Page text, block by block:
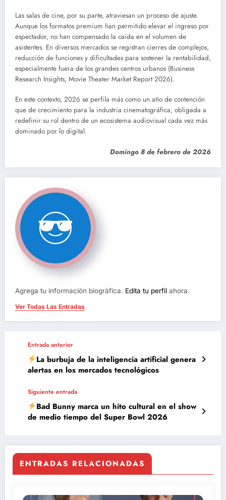
Las salas de cine, por su parte, atraviesan un proceso de ajuste.
Aunque los formatos premium han permitido elevar el ingreso por
espectador, no han compensado la caída en el volumen de
asistentes. En diversos mercados se registran cierres de complejos,
reducción de funciones y dificultades para sostener la rentabilidad,
especialmente fuera de los grandes centros urbanos (Business
Research Insights, Movie Theater Market Report 2026).
En este contexto, 2026 se perfila más como un año de contención
que de crecimiento para la industria cinematográfica, obligada a
redefinir su rol dentro de un ecosistema audiovisual cada vez más
dominado por lo digital.
Domingo 8 de febrero de 2026
Agrega tu información biográfica. Edita tu perfil ahora.
Ver Todas Las Entradas
Entrada anterior
La burbuja de la inteligencia artificial genera
alertas en los mercados tecnológicos
Siguiente entrada
Bad Bunny marca un hito cultural en el show
de medio tiempo del Super Bowl 2026
ENTRADAS RELACIONADAS